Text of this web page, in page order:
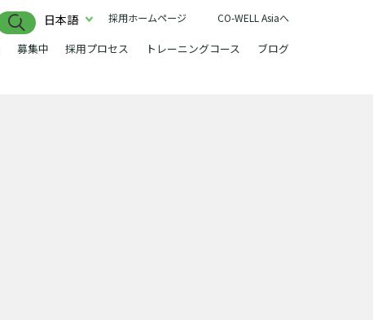
採用ホームページ CO-WELL Asiaへ
日本語
募集中 採用プロセス トレーニングコース ブログ